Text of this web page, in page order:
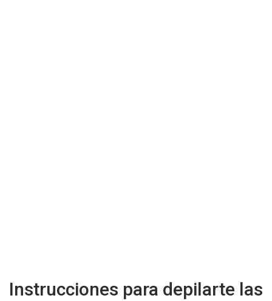
Instrucciones para depilarte las